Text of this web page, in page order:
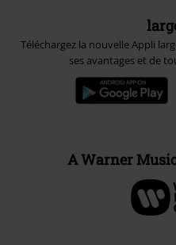
Téléchargez la nouvelle Appli
ses avantages et de
A Warner